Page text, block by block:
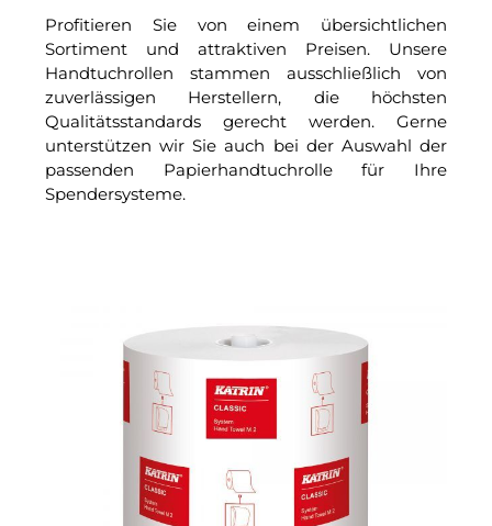
Profitieren Sie von einem übersichtlichen
Sortiment und attraktiven Preisen. Unsere
Handtuchrollen stammen ausschließlich von
zuverlässigen Herstellern, die höchsten
Qualitätsstandards gerecht werden. Gerne
unterstützen wir Sie auch bei der Auswahl der
passenden Papierhandtuchrolle für Ihre
Spendersysteme.